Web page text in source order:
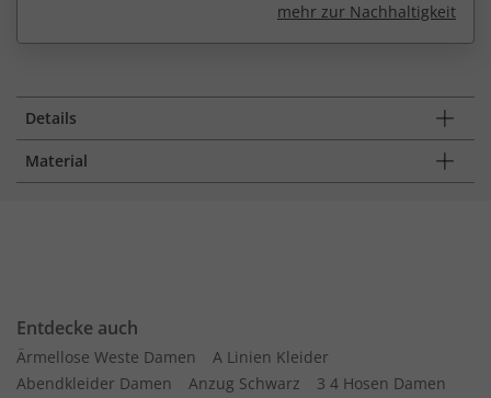
mehr zur Nachhaltigkeit
Details
Material
Entdecke auch
Ärmellose Weste Damen
A Linien Kleider
Abendkleider Damen
Anzug Schwarz
3 4 Hosen Damen